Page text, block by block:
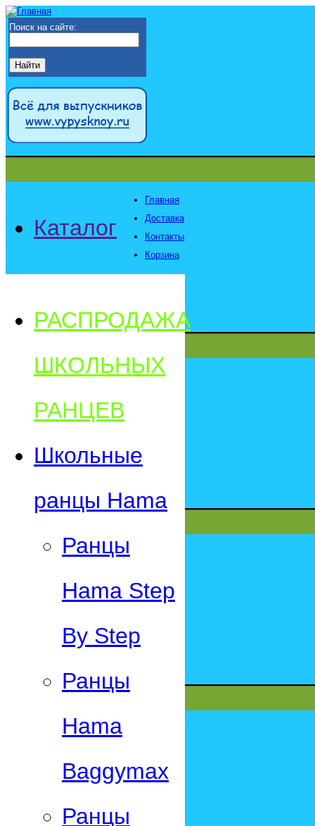
Поиск на сайте:
Каталог
Главная
Доставка
Контакты
Корзина
РАСПРОДАЖА
ШКОЛЬНЫХ
РАНЦЕВ
Школьные
ранцы Hama
Ранцы
Hama Step
By Step
Ранцы
Hama
Baggymax
Ранцы